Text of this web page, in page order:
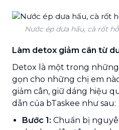
Nước ép dưa hấu, cà rốt
Làm detox giảm cân từ
Detox là một trong
gọn cho những chị em
giảm cân, giữ dáng hiệu
dẫn của bTaskee như sau:
Bước 1: Chuẩn bị